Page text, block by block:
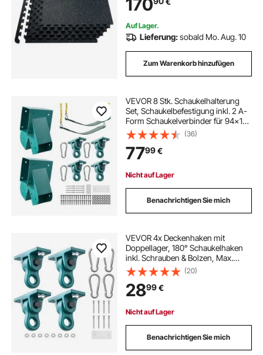
Garage, Schwarz & Weiß
170
Auf Lager.
Lieferung:sobald Mo. Aug. 10
Zum Warenkorb hinzufügen
VEVOR 8 Stk. Schaukelhalterung
Set, Schaukelbefestigung inkl. 2 A-
Form Schaukelverbinder für 94x144
mm Balken 94x94 mm Beine 4
Schaukelhaken & 2 Schaukelsitz,
Befestigungsmaterial für Schaukel
Outdoor
(36)
7799€
Nicht auf Lager
Benachrichtigen Sie mich
VEVOR 4x Deckenhaken mit
Doppellager, 180° Schaukelhaken
inkl. Schrauben & Bolzen, Max.
2268 kg Belastbare
Schaukelhalterung für 65mm
Montagestärke,
Aufhängungshaken für Schaukel
Hängesessel Boxsack
(20)
2899€
Nicht auf Lager
Benachrichtigen Sie mich